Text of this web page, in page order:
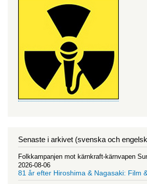
Senaste i arkivet (svenska och
Folkkampanjen mot kärnkraft-kärnvapen
2026-08-06
81 år efter Hiroshima & Nagasaki: Film